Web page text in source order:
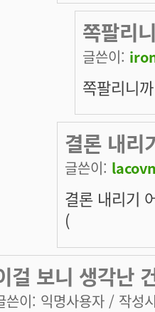
쪽팔리
글쓴이:
쪽팔리니
결론 내리
글쓴이:
결론 내리기
(
걸 보니 생각난
쓴이: 익명사용자 / 작성